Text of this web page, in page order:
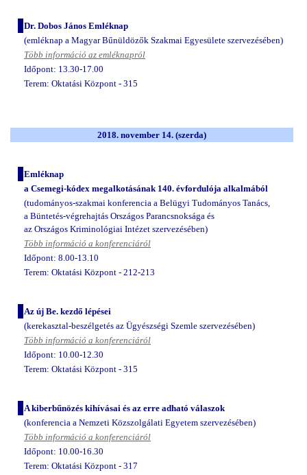
Dr. Dobos János Emléknap
(emléknap a Magyar Bűnüldözők Szakmai Egyesülete szervezésében)
Több információ az emléknapról
Időpont: 13.30-17.00
Terem: Oktatási Központ - 315
2018. november 14. (szerda)
Emléknap
a Csemegi-kódex megalkotásának 140. évfordulója alkalmából
(tudományos-szakmai konferencia a Belügyi Tudományos Tanács,
a Büntetés-végrehajtás Országos Parancsnoksága és
az Országos Kriminológiai Intézet szervezésében)
Több információ a konferenciáról
Időpont: 8.00-13.10
Terem: Oktatási Központ - 212-213
Az új Be. kezdő lépései
(kerekasztal-beszélgetés az Ügyészségi Szemle szervezésében)
Több információ a konferenciáról
Időpont: 10.00-12.30
Terem: Oktatási Központ - 315
A kiberbűnözés kihívásai és az erre adható válaszok
(konferencia a Nemzeti Közszolgálati Egyetem szervezésében)
Több információ a konferenciáról
Időpont: 10.00-16.30
Terem: Oktatási Központ - 317